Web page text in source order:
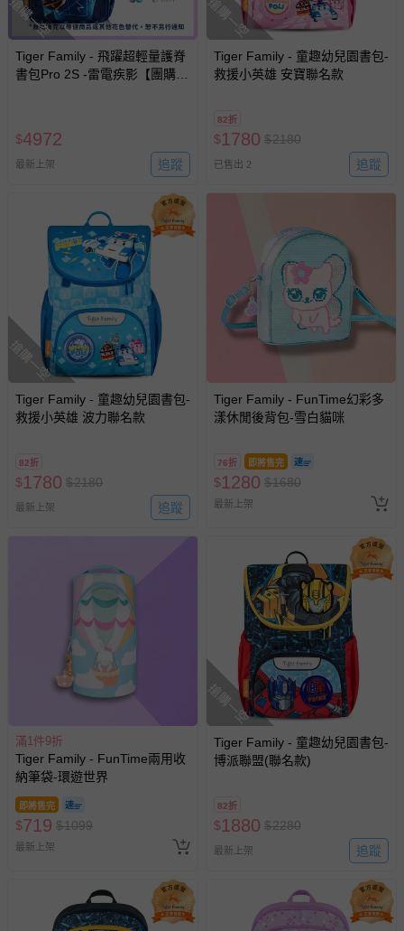
搶購一空
Tiger Family - 飛躍超輕量護脊
書包Pro 2S -雷電疾影【團購優
他替代 不另行通知另行通知
$4972
最新上架 追蹤
搶購一空
Tiger Family - 童趣幼兒園書包-
救援小英雄 安寶聯名款
82折
$1780 $2180
已售出 2 追蹤
搶購一空
Tiger Family - 童趣幼兒園書包-
救援小英雄 波力聯名款
82折
$1780 $2180
最新上架 追蹤
Tiger Family - FunTime幻彩多
漾休閒後背包-雪白貓咪
76折 即將售完
$1280 $1680
最新上架
滿1件9折
Tiger Family - FunTime兩用收
納筆袋-環遊世界
即將售完
$719 $1099
最新上架
搶購一空
Tiger Family - 童趣幼兒園書包-
博派聯盟(聯名款)
82折
$1880 $2280
最新上架 追蹤